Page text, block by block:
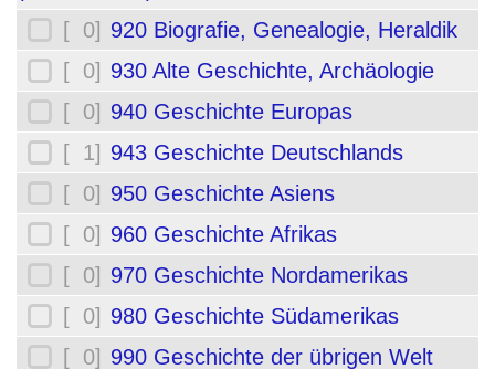
[ 0] 920 Biografie, Genealogie, Heraldik
[ 0] 930 Alte Geschichte, Archäologie
[ 0] 940 Geschichte Europas
[ 1] 943 Geschichte Deutschlands
[ 0] 950 Geschichte Asiens
[ 0] 960 Geschichte Afrikas
[ 0] 970 Geschichte Nordamerikas
[ 0] 980 Geschichte Südamerikas
[ 0] 990 Geschichte der übrigen Welt